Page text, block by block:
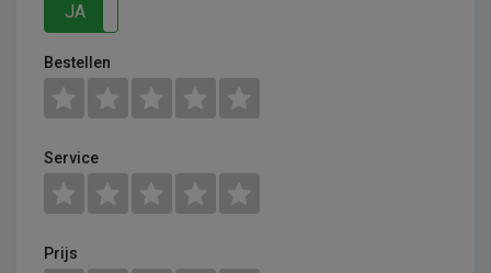
JA
Bestellen
Service
Prijs